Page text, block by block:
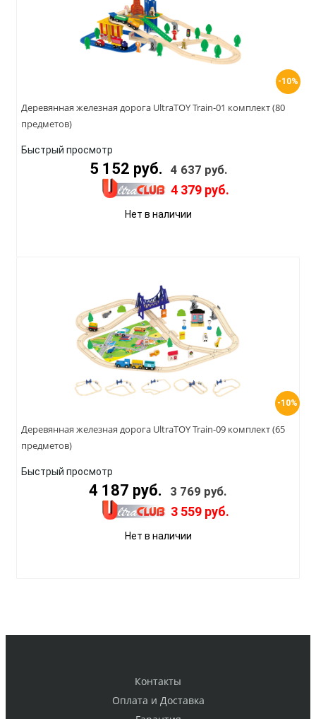
-10%
Деревянная железная дорога UltraTOY Train-01 комплект (80
предметов)
Быстрый просмотр
5 152 руб. 4 637 руб.
4 379 руб.
Нет в наличии
-10%
Деревянная железная дорога UltraTOY Train-09 комплект (65
предметов)
Быстрый просмотр
4 187 руб. 3 769 руб.
3 559 руб.
Нет в наличии
Контакты
Оплата и Доставка